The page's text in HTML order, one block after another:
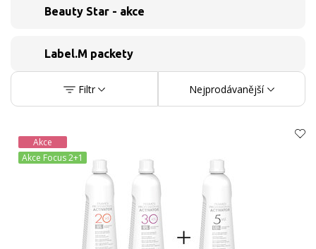
Beauty Star - akce
Label.M packety
Filtr Nejprodávanější
Akce
Akce Focus 2+1